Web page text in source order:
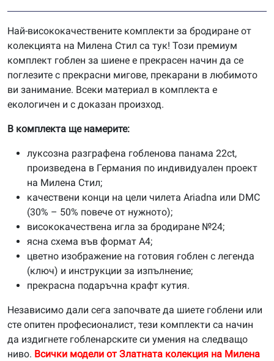
Най-висококачествените комплекти за бродиране от
колекцията на Милена Стил са тук! Този премиум
комплект гоблен за шиене е прекрасен начин да се
поглезите с прекрасни мигове, прекарани в любимото
ви занимание. Всеки материал в комплекта е
екологичен и с доказан произход.
В комплекта ще намерите:
луксозна разграфена гобленова панама 22ct,
произведена в Германия по индивидуален проект
на Милена Стил;
качествени конци на цели чилета Ariadna или DMC
(30% – 50% повече от нужното);
висококачествена игла за бродиране №24;
ясна схема във формат А4;
цветно изображение на готовия гоблен с легенда
(ключ) и инструкции за изпълнение;
прекрасна подаръчна крафт кутия.
Независимо дали сега започвате да шиете гоблени или
сте опитен професионалист, тези комплекти са начин
да издигнете гобленарските си умения на следващо
ниво. Всички модели от Златната колекция на Милена